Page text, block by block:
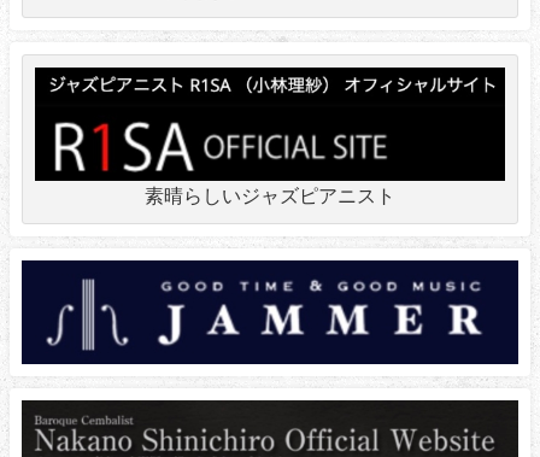
素晴らしいジャズピアニスト